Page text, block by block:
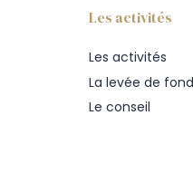
Les activités
Les activités
La levée de
Le conseil